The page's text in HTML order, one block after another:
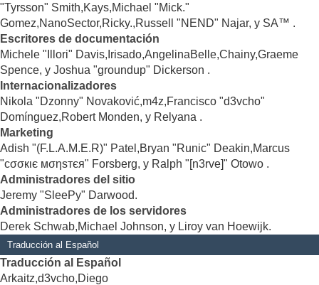
"Tyrsson" Smith,Kays,Michael "Mick."
Gomez,NanoSector,Ricky.,Russell "NEND" Najar, y SA™ .
Escritores de documentación
Michele "Illori" Davis,Irisado,AngelinaBelle,Chainy,Graeme
Spence, y Joshua "groundup" Dickerson .
Internacionalizadores
Nikola "Dzonny" Novaković,m4z,Francisco "d3vcho"
Domínguez,Robert Monden, y Relyana .
Marketing
Adish "(F.L.A.M.E.R)" Patel,Bryan "Runic" Deakin,Marcus
"cσσкιє мσηѕтєя" Forsberg, y Ralph "[n3rve]" Otowo .
Administradores del sitio
Jeremy "SleePy" Darwood.
Administradores de los servidores
Derek Schwab,Michael Johnson, y Liroy van Hoewijk.
Traducción al Español
Traducción al Español
Arkaitz,d3vcho,Diego